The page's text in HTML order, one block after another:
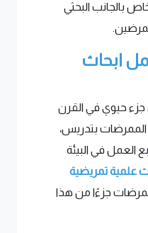
بالجانب البحثي
ابحاث
حيوي في القرن
بتدريس،
العمل في البيئة
علمية تمريضية
جزءًا من هذا